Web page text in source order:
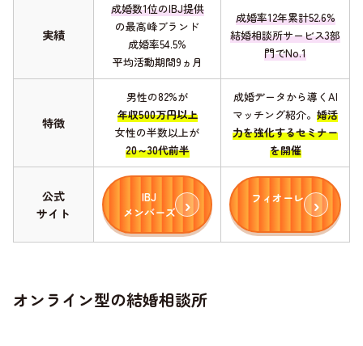
実績
成婚数1位のIBJ提供
の最高峰ブランド
成婚率54.5%
平均活動期間9ヵ月
成婚率12年累計52.6%
結婚相談所サービス3部
門でNo.1
特徴
男性の82%が
年収500万円以上
女性の半数以上が
20～30代前半
成婚データから導くAI
マッチング紹介。 婚活
力を強化するセミナー
を開催
公式
サイト
IBJ
メンバーズ
フィオーレ
オンライン型の結婚相談所